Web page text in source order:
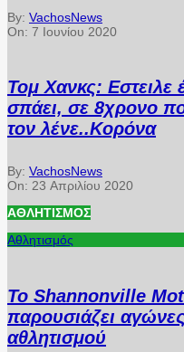
By: VachosNews
On: 7 Ιουνίου 2020
Τομ Χανκς:
σπάει, σε 8χρονο
τον λένε..Κορόνα
By: VachosNews
On: 23 Απριλίου 2020
ΑΘΛΗΤΙΣΜΌΣ
Αθλητισμός
Το Shannonville
παρουσιάζει
αθλητισμού